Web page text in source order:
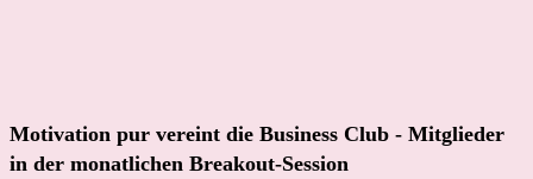
Motivation pur vereint die Business Club - Mitglieder
in der monatlichen Breakout-Session